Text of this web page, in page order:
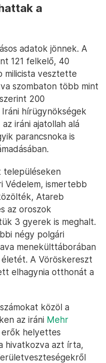
a
adatok jönnek. A
121 felkelő, 40
milicista vesztette
szombaton több mint
200
hírügynökségek
iráni ajatollah alá
parancsnoka is
településeken
Védelem, ismertebb
Atareb
az oroszok
3 gyerek is meghalt.
négy polgári
menekülttáborában
A Vöröskereszt
elhagynia otthonát a
közöl a
az iráni Mehr
erők helyettes
hivatkozva azt írta,